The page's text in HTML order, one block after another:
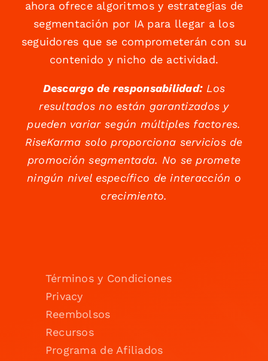
ahora ofrece algoritmos y estrategias de
segmentación por IA para llegar a los
seguidores que se comprometerán con su
contenido y nicho de actividad.
Descargo de responsabilidad:Los
resultados no están garantizados y
pueden variar según múltiples factores.
RiseKarma solo proporciona servicios de
promoción segmentada. No se promete
ningún nivel específico de interacción o
crecimiento.
Términos y Condiciones
Privacy
Reembolsos
Recursos
Programa de Afiliados